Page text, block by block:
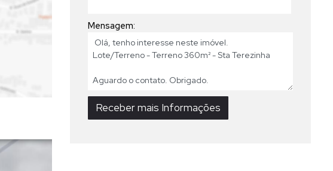
Mensagem: